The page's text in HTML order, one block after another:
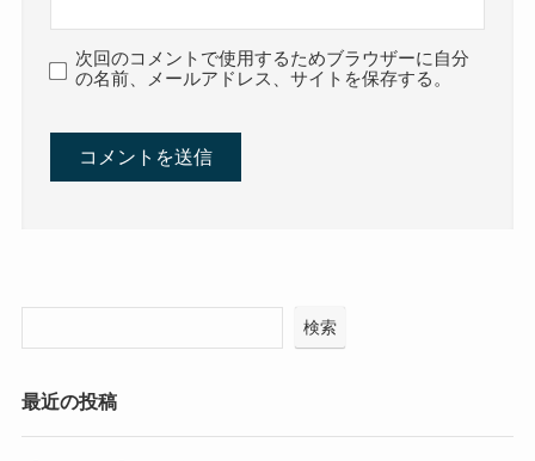
次回のコメントで使用するためブラウザーに自分
の名前、メールアドレス、サイトを保存する。
検索
最近の投稿